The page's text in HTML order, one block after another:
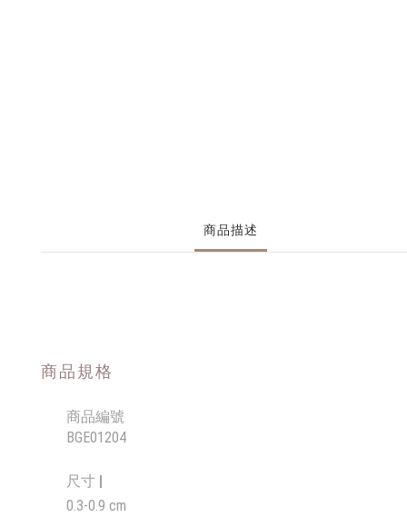
商品描述
商品規格
商品編號
BGE01204
尺寸 |
0.3-0.9 cm